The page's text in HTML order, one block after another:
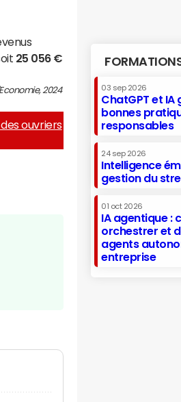
25 056 €
2024
ouvriers
03 sep 2026
ChatGPT et IA
bonnes
responsables
24 sep 2026
Intelligence
gestion du
01 oct 2026
IA agentique :
orchestrer et
agents
entreprise